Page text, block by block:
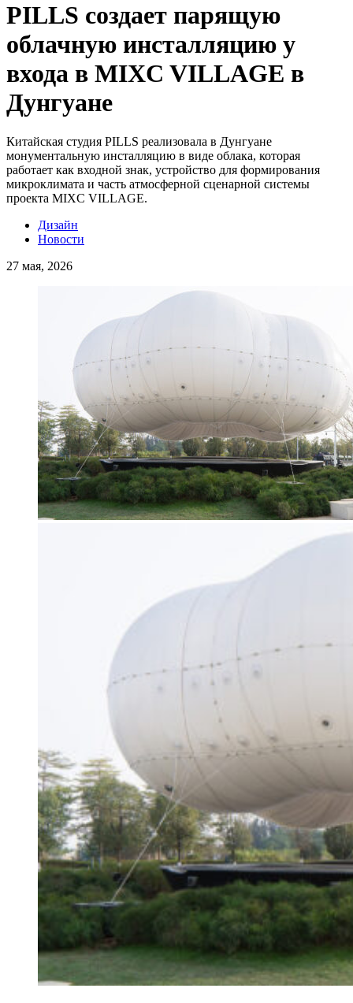
PILLS создает парящую
облачную инсталляцию у
входа в MIXC VILLAGE в
Дунгуане
Китайская студия PILLS реализовала в Дунгуане
монументальную инсталляцию в виде облака, которая
работает как входной знак, устройство для формирования
микроклимата и часть атмосферной сценарной системы
проекта MIXC VILLAGE.
Дизайн
Новости
27 мая, 2026